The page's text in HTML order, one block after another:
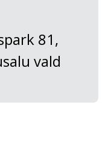
81,
vald